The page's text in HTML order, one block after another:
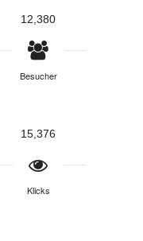
12,380
Besucher
15,376
Klicks